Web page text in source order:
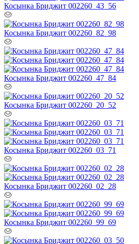
Косынка Бриджит 002260_43_56
Косынка Бриджит 002260_82_98
Косынка Бриджит 002260_47_84
Косынка Бриджит 002260_20_52
Косынка Бриджит 002260_03_71
Косынка Бриджит 002260_02_28
Косынка Бриджит 002260_99_69